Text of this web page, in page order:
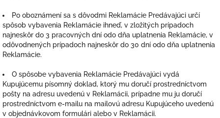
Po oboznámení sa s dôvodmi Reklamácie Predávajúci určí
spôsob vybavenia Reklamácie ihneď, v zložitých prípadoch
najneskôr do 3 pracovných dní odo dňa uplatnenia Reklamácie, v
odôvodnených prípadoch najneskôr do 30 dní odo dňa uplatnenia
Reklamácie.
O spôsobe vybavenia Reklamácie Predávajúci vydá
Kupujúcemu písomný doklad, ktorý mu doručí prostredníctvom
pošty na adresu uvedenú v Reklamácii, prípadne mu ju doručí
prostredníctvom e-mailu na mailovú adresu Kupujúceho uvedenú
v objednávkovom formulári alebo v Reklamácii.